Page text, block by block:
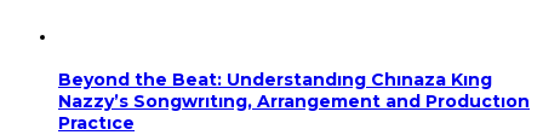
Beyond the Beat: Understandıng Chınaza Kıng
Nazzy’s Songwrıtıng, Arrangement and Productıon
Practıce